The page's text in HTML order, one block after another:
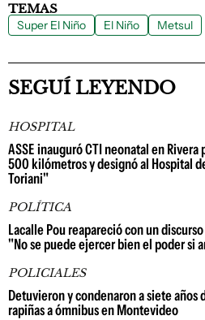
TEMAS
Super El Niño El Niño Metsul
SEGUÍ LEYENDO
HOSPITAL
ASSE inauguró CTI neonatal en
500 kilómetros y designó al Hospital
Toriani"
POLÍTICA
Lacalle Pou reapareció con un
"No se puede ejercer bien el poder si
POLICIALES
Detuvieron y condenaron a siete años
rapiñas a ómnibus en Montevideo